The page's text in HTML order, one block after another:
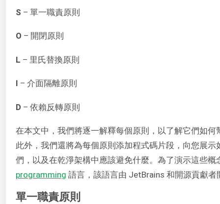
S – 單一職責原則
O – 開閉原則
L – 里氏替換原則
I – 介面隔離原則
D – 依賴反轉原則
在本文中，我們將逐一解釋每個原則，以了解它們如
此外，我們還將為每個原則添加程式碼片段，向您展示
們，以及在乾淨架構中應該避免什麼。為了演示這些
programming 語言，該語言由 JetBrains 和開源貢獻者
單一職責原則